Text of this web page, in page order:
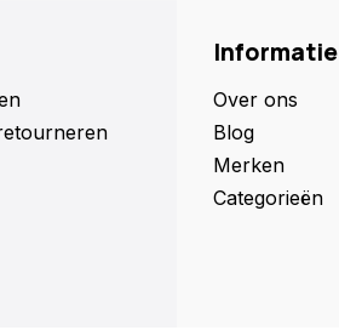
Informatie
Over ons
Blog
Merken
Categorieën